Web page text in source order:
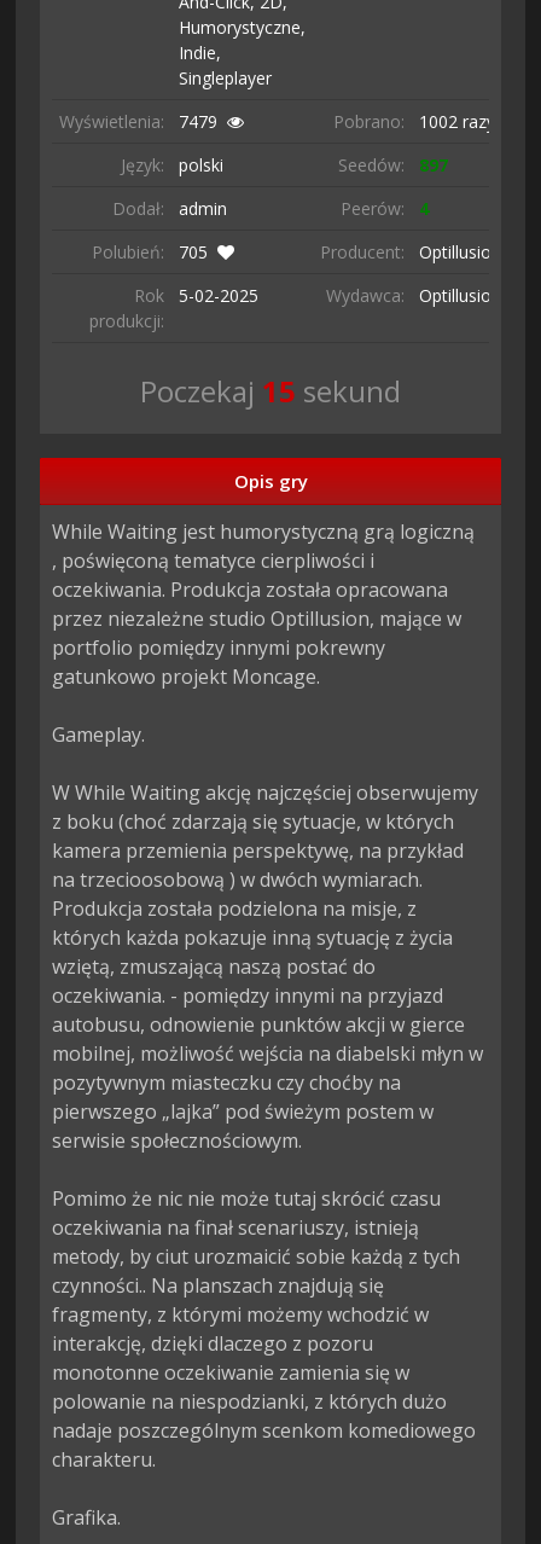
Humorystyczne,
Indie,
Singleplayer
Wyświetlenia: 7479 Pobrano:
1002 razy
Język:
polski Seedów:
897
Dodał:
admin Peerów:
4
Polubień:
705 Producent:
Optillusion
Rok
produkcji:
5-02-2025 Wydawca: Optillusion
Poczekaj 14 sekund
Opis gry
While Waiting jest humorystyczną grą logiczną
, poświęconą tematyce cierpliwości i
oczekiwania. Produkcja została opracowana
przez niezależne studio Optillusion, mające w
portfolio pomiędzy innymi pokrewny
gatunkowo projekt Moncage.
Gameplay.
W While Waiting akcję najczęściej obserwujemy
z boku (choć zdarzają się sytuacje, w których
kamera przemienia perspektywę, na przykład
na trzecioosobową ) w dwóch wymiarach.
Produkcja została podzielona na misje, z
których każda pokazuje inną sytuację z życia
wziętą, zmuszającą naszą postać do
oczekiwania. - pomiędzy innymi na przyjazd
autobusu, odnowienie punktów akcji w gierce
mobilnej, możliwość wejścia na diabelski młyn w
pozytywnym miasteczku czy choćby na
pierwszego „lajka” pod świeżym postem w
serwisie społecznościowym.
Pomimo że nic nie może tutaj skrócić czasu
oczekiwania na finał scenariuszy, istnieją
metody, by ciut urozmaicić sobie każdą z tych
czynności.. Na planszach znajdują się
fragmenty, z którymi możemy wchodzić w
interakcję, dzięki dlaczego z pozoru
monotonne oczekiwanie zamienia się w
polowanie na niespodzianki, z których dużo
nadaje poszczególnym scenkom komediowego
charakteru.
Grafika.